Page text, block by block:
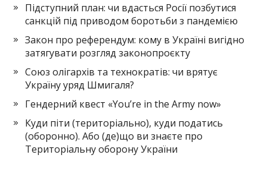
Підступний план: чи вдасться Росії позбутися
санкцій під приводом боротьби з пандемією
Закон про референдум: кому в Україні вигідно
затягувати розгляд законопроєкту
Союз олігархів та технократів: чи врятує
Україну уряд Шмигаля?
Гендерний квест «You’re in the Army now»
Куди піти (територіально), куди податись
(оборонно). Або (де)що ви знаєте про
Територіальну оборону України